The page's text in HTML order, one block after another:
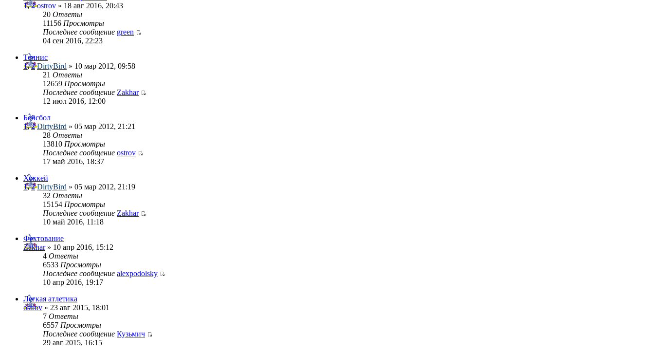
1,2 ostrov » 18 авг 2016, 20:43
20 Ответы
11156 Просмотры
Последнее сообщение green
04 сен 2016, 22:23
Теннис
1,2 DirtyBird » 10 мар 2012, 09:58
21 Ответы
12659 Просмотры
Последнее сообщение Zakhar
12 июл 2016, 12:00
Бейсбол
1,2 DirtyBird » 05 мар 2012, 21:21
28 Ответы
13810 Просмотры
Последнее сообщение ostrov
17 май 2016, 18:37
Хоккей
1,2 DirtyBird » 05 мар 2012, 21:19
32 Ответы
15154 Просмотры
Последнее сообщение Zakhar
10 май 2016, 11:18
Фехтование
Zakhar» 10 апр 2016, 15:12
4 Ответы
6533 Просмотры
Последнее сообщение alexpodolsky
10 апр 2016, 19:17
Легкая атлетика
ostrov » 23 авг 2015, 18:01
7 Ответы
6557 Просмотры
Последнее сообщение Кузьмич
29 авг 2015, 16:15